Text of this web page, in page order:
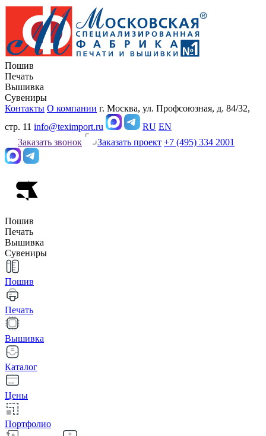
Пошив
Печать
Вышивка
Сувениры
Контакты О компании г. Москва, ул. Профсоюзная, д. 84/32,
стр. 11 info@teximport.ru RU EN
Заказать звонок
Заказать проект +7 (495) 334 2001
Пошив
Печать
Вышивка
Сувениры
Пошив
Печать
Вышивка
Каталог
Цены
Портфолио